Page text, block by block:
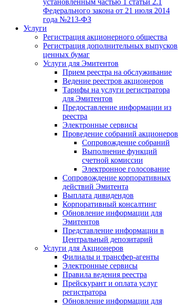
установленным частью 1 статьи 2.1
Федерального закона от 21 июля 2014
года №213-ФЗ
Услуги
Регистрация акционерного общества
Регистрация дополнительных выпусков
ценных бумаг
Услуги для Эмитентов
Прием реестра на обслуживание
Ведение реестров акционеров
Тарифы на услуги регистратора
для Эмитентов
Предоставление информации из
реестра
Электронные сервисы
Проведение собраний акционеров
Сопровождение собраний
Выполнение функций
счетной комиссии
Электронное голосование
Сопровождение корпоративных
действий Эмитента
Выплата дивидендов
Корпоративный консалтинг
Обновление информации для
Эмитентов
Представление информации в
Центральный депозитарий
Услуги для Акционеров
Филиалы и трансфер-агенты
Электронные сервисы
Правила ведения реестра
Прейскурант и оплата услуг
регистратора
Обновление информации для